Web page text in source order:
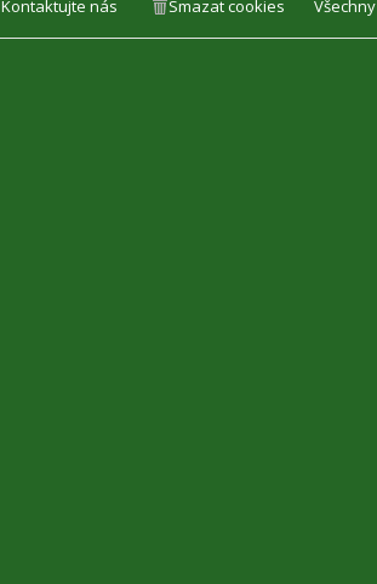
Smazat cookies
Kontaktujte nás